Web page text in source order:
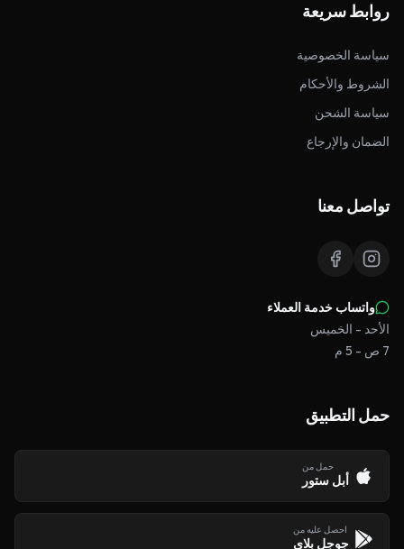
روابط سريعة
سياسة الخصوصية
الشروط والأحكام
سياسة الشحن
الضمان والإرجاع
تواصل معنا
واتساب خدمة العملاء
الأحد - الخميس
7 ص - 5 م
حمل التطبيق
حمل من
أبل ستور
احصل عليه من
جوجل بلاي